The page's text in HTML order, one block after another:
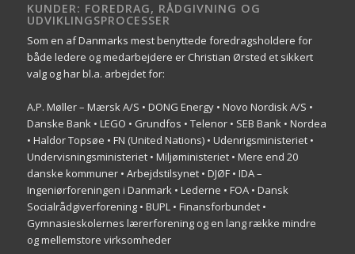
KUNDER: FOREDRAG, RÅDGIVNING OG
UDVIKLINGSPROCESSER
Som en af Danmarks mest benyttede foredragsholdere for
både ledere og medarbejdere er Christian Ørsted et sikkert
valg og har bl.a. arbejdet for:
A.P. Møller – Mærsk A/S • DONG Energy • Novo Nordisk A/S •
Danske Bank • LEGO • Grundfos • Telenor • SEB Bank • Nordea
• Haldor Topsøe • FN (United Nations) • Udenrigsministeriet •
Undervisningsministeriet • Miljøministeriet • Mere end 20
danske kommuner • Arbejdstilsynet • DJØF • IDA –
Ingeniørforeningen i Danmark • Lederne • FOA • Dansk
Socialrådgiverforening • BUPL • Finansforbundet •
Gymnasieskolernes lærerforening og en lang række mindre
og mellemstore virksomheder